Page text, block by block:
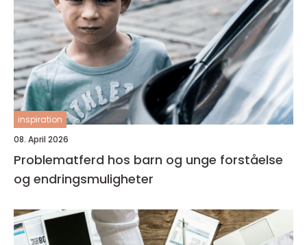
inspiration
08. April 2026
Problematferd hos barn og unge forståelse
og endringsmuligheter